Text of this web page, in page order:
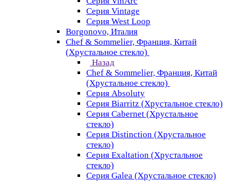
Серия Vintage
Серия West Loop
Borgonovo, Италия
Chef & Sommelier, Франция, Китай
(Хрустальное стекло)
Назад
Chef & Sommelier, Франция, Китай
(Хрустальное стекло)
Серия Absoluty
Серия Biarritz (Хрустальное стекло)
Серия Cabernet (Хрустальное
стекло)
Серия Distinction (Хрустальное
стекло)
Серия Exaltation (Хрустальное
стекло)
Серия Galea (Хрустальное стекло)